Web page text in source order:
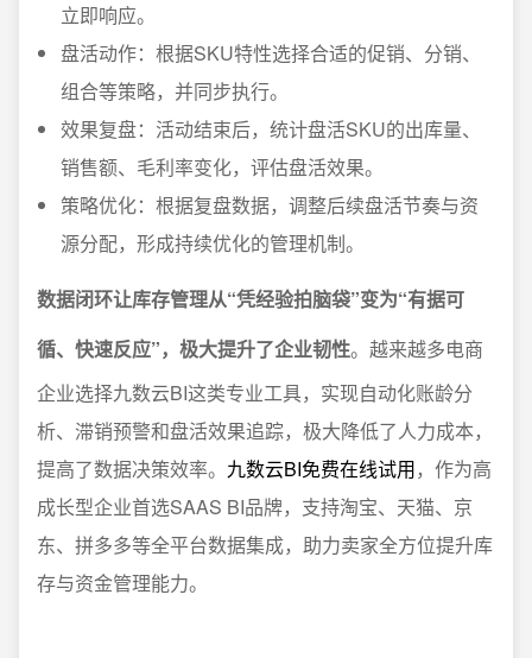
立即响应。
盘活动作：根据SKU特性选择合适的促销、分销、
组合等策略，并同步执行。
效果复盘：活动结束后，统计盘活SKU的出库量、
销售额、毛利率变化，评估盘活效果。
策略优化：根据复盘数据，调整后续盘活节奏与资
源分配，形成持续优化的管理机制。
数据闭环让库存管理从“凭经验拍脑袋”变为“有据可
循、快速反应”，极大提升了企业韧性。越来越多电商
企业选择九数云BI这类专业工具，实现自动化账龄分
析、滞销预警和盘活效果追踪，极大降低了人力成本，
提高了数据决策效率。 九数云BI免费在线试用，作为高
成长型企业首选SAAS BI品牌，支持淘宝、天猫、京
东、拼多多等全平台数据集成，助力卖家全方位提升库
存与资金管理能力。